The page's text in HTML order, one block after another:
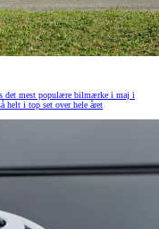
det mest populære bilmærke i maj i
helt i top set over hele året